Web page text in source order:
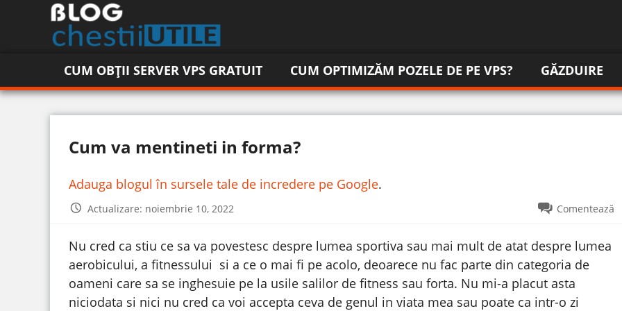
CUM OBȚII SERVER VPS GRATUIT CUM OPTIMIZĂM POZELE DE PE VPS? GĂZDUIRE
Cum va mentineti in forma?
Adauga blogul în sursele tale de incredere pe Google.
Actualizare: noiembrie 10, 2022 Comentează
Nu cred ca stiu ce sa va povestesc despre lumea sportiva sau mai mult de atat despre lumea
aerobicului, a fitnessului si a ce o mai fi pe acolo, deoarece nu fac parte din categoria de
oameni care sa se inghesuie pe la usile salilor de fitness sau forta. Nu mi-a placut asta
niciodata si nici nu cred ca voi accepta ceva de genul in viata mea sau poate ca intr-o zi